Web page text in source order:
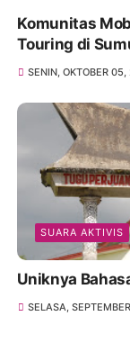
Komunitas
Touring di
SENIN, OKTOBER 05,
SUARA AKTIVIS
Uniknya
SELASA,